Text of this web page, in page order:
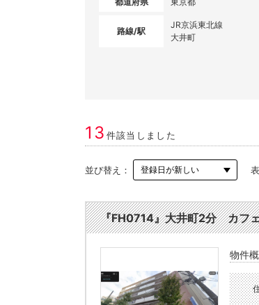
路線/駅
JR京浜東北線
大井町
13 件該当しました
並び替え：
『FH0714』大井町2分 カフ
物件